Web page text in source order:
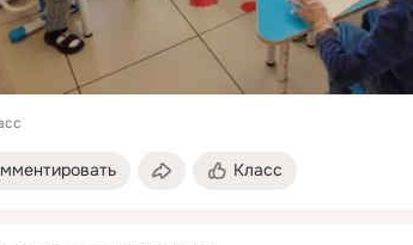
Класс